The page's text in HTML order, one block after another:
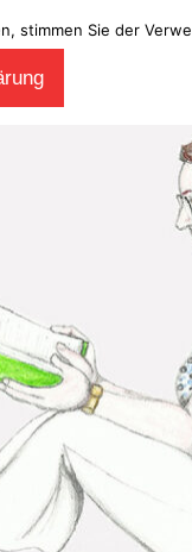
stimmen Sie der